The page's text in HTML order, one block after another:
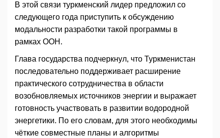
В этой связи туркменский лидер предложил со
следующего года приступить к обсуждению
модальности разработки такой программы в
рамках ООН.
Глава государства подчеркнул, что Туркменистан
последовательно поддерживает расширение
практического сотрудничества в области
возобновляемых источников энергии и выражает
готовность участвовать в развитии водородной
энергетики. По его словам, для этого необходимы
чёткие совместные планы и алгоритмы